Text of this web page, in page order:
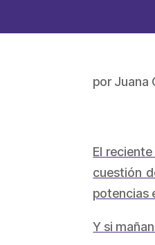
porJuana
El
cuestión
potencias
Y si